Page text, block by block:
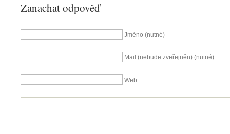
Zanachat odpověď
Jméno (nutné)
Mail (nebude zveřejněn) (nutné)
Web